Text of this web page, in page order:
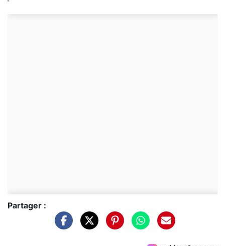
Partager :